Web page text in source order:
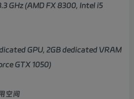
GHz (AMD FX 8300, Intel i5
GPU, 2GB dedicated VRAM
GTX 1050)
空间